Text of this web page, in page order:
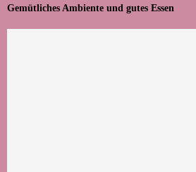
Gemütliches Ambiente und gutes Essen